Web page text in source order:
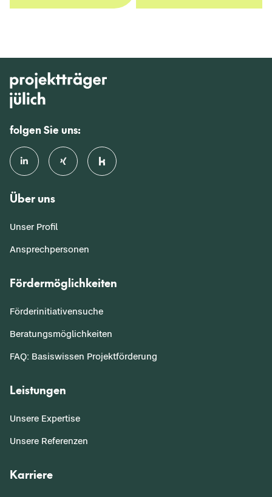
folgen Sie uns:
Über uns
Unser Profil
Ansprechpersonen
Fördermöglichkeiten
Förderinitiativensuche
Beratungsmöglichkeiten
FAQ: Basiswissen Projektförderung
Leistungen
Unsere Expertise
Unsere Referenzen
Karriere